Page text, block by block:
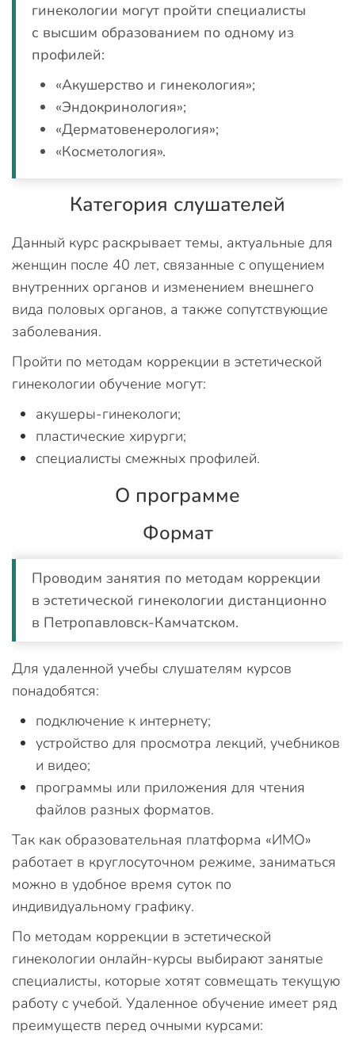
гинекологии могут пройти специалисты
с высшим образованием по одному из
профилей:
«Акушерство и гинекология»;
«Эндокринология»;
«Дерматовенерология»;
«Косметология».
Категория слушателей
Данный курс раскрывает темы, актуальные для
женщин после 40 лет, связанные с опущением
внутренних органов и изменением внешнего
вида половых органов, а также сопутствующие
заболевания.
Пройти по методам коррекции в эстетической
гинекологии обучение могут:
акушеры-гинекологи;
пластические хирурги;
специалисты смежных профилей.
О программе
Формат
Проводим занятия по методам коррекции
в эстетической гинекологии дистанционно
в Петропавловск-Камчатском.
Для удаленной учебы слушателям курсов
понадобятся:
подключение к интернету;
устройство для просмотра лекций, учебников
и видео;
программы или приложения для чтения
файлов разных форматов.
Так как образовательная платформа «ИМО»
работает в круглосуточном режиме, заниматься
можно в удобное время суток по
индивидуальному графику.
По методам коррекции в эстетической
гинекологии онлайн-курсы выбирают занятые
специалисты, которые хотят совмещать текущую
работу с учебой. Удаленное обучение имеет ряд
преимуществ перед очными курсами: